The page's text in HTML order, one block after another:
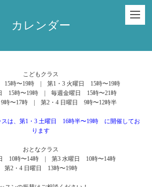
カレンダー
こどもクラス
15時〜19時 | 第1・3 火曜日 15時〜19時
15時〜19時 | 毎週金曜日 15時〜21時
時〜17時 | 第2・4 日曜日 9時〜12時半
スは、第1・3 土曜日 16時半〜19時 に開催してお
ります
おとなクラス
10時〜14時 | 第3 水曜日 10時〜14時
第2・4 日曜日 13時〜19時